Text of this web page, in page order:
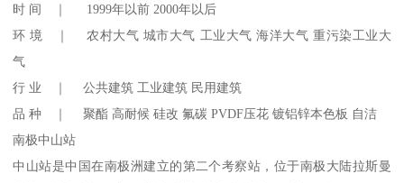
时 间 ｜ 1999年以前 2000年以后
环 境 ｜ 农村大气 城市大气 工业大气 海洋大气 重污染工业大
气
行 业 ｜ 公共建筑 工业建筑 民用建筑
品 种 ｜ 聚酯 高耐候 硅改 氟碳 PVDF压花 镀铝锌本色板 自洁
南极中山站
中山站是中国在南极洲建立的第二个考察站，位于南极大陆拉斯曼